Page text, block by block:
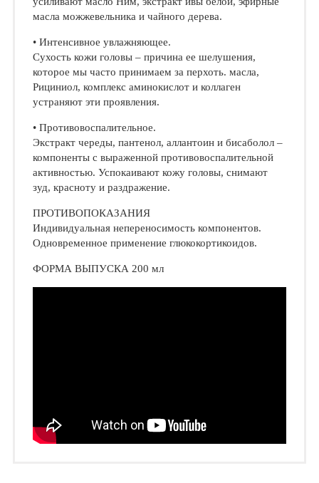
масла можжевельника и чайного дерева.
• Интенсивное увлажняющее.
Сухость кожи головы – причина ее шелушения,
которое мы часто принимаем за перхоть. масла,
Рициниол, комплекс аминокислот и коллаген
устраняют эти проявления.
• Противовоспалительное.
Экстракт череды, пантенол, аллантоин и бисаболол –
компоненты с выраженной противовоспалительной
активностью. Успокаивают кожу головы, снимают
зуд, красноту и раздражение.
ПРОТИВОПОКАЗАНИЯ
Индивидуальная непереносимость компонентов.
Одновременное применение глюкокортикоидов.
ФОРМА ВЫПУСКА 200 мл